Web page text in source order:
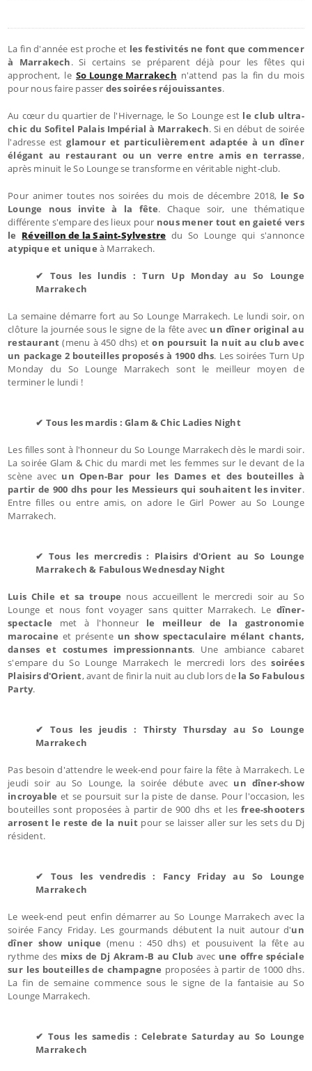
La fin d'année est proche et les festivités ne font que commencer
à Marrakech. Si certains se préparent déjà pour les fêtes qui
approchent, le So Lounge Marrakech n'attend pas la fin du mois
pour nous faire passer des soirées réjouissantes.
Au cœur du quartier de l'Hivernage, le So Lounge est le club ultra-
chic du Sofitel Palais Impérial à Marrakech. Si en début de soirée
l'adresse estglamour et particulièrement adaptée à un dîner
élégant au restaurant ou un verre entre amis en terrasse,
après minuit le So Lounge se transforme en véritable night-club.
Pour animer toutes nos soirées du mois de décembre 2018, le So
Lounge nous invite à la fête. Chaque soir, une thématique
différente s'empare des lieux pour nous mener tout en gaieté vers
le Réveillon de la Saint-Sylvestre du So Lounge qui s'annonce
atypique et unique à Marrakech.
✔ Tous les lundis : Turn Up Monday au So Lounge
Marrakech
La semaine démarre fort au So Lounge Marrakech. Le lundi soir, on
clôture la journée sous le signe de la fête avec un dîner original au
restaurant (menu à 450 dhs) eton poursuit la nuit au club avec
un package 2 bouteilles proposés à 1900 dhs. Les soirées Turn Up
Monday du So Lounge Marrakech sont le meilleur moyen de
terminer le lundi !
✔ Tous les mardis : Glam & Chic Ladies Night
Les filles sont à l'honneur du So Lounge Marrakech dès le mardi soir.
La soirée Glam & Chic du mardi met les femmes sur le devant de la
scène avec un Open-Bar pour les Dames et des bouteilles à
partir de 900 dhs pour les Messieurs qui souhaitent les inviter.
Entre filles ou entre amis, on adore le Girl Power au So Lounge
Marrakech.
✔ Tous les mercredis : Plaisirs d'Orient au So Lounge
Marrakech & Fabulous Wednesday Night
Luis Chile et sa troupe nous accueillent le mercredi soir au So
Lounge et nous font voyager sans quitter Marrakech. Le dîner-
spectacle met à l'honneur le meilleur de la gastronomie
marocaine et présente un show spectaculaire mélant chants,
danses et costumes impressionnants. Une ambiance cabaret
s'empare du So Lounge Marrakech le mercredi lors dessoirées
Plaisirs d'Orient, avant de finir la nuit au club lors dela So Fabulous
Party.
✔ Tous les jeudis : Thirsty Thursday au So Lounge
Marrakech
Pas besoin d'attendre le week-end pour faire la fête à Marrakech. Le
jeudi soir au So Lounge, la soirée débute avec un dîner-show
incroyable et se poursuit sur la piste de danse. Pour l'occasion, les
bouteilles sont proposées à partir de 900 dhs et les free-shooters
arrosent le reste de la nuitpour se laisser aller sur les sets du Dj
résident.
✔ Tous les vendredis : Fancy Friday au So Lounge
Marrakech
Le week-end peut enfin démarrer au So Lounge Marrakech avec la
soirée Fancy Friday. Les gourmands débutent la nuit autour d'un
dîner show unique (menu : 450 dhs) et pousuivent la fête au
rythme des mixs de Dj Akram-B au Club avec une offre spéciale
sur les bouteilles de champagne proposées à partir de 1000 dhs.
La fin de semaine commence sous le signe de la fantaisie au So
Lounge Marrakech.
✔ Tous les samedis : Celebrate Saturday au So Lounge
Marrakech